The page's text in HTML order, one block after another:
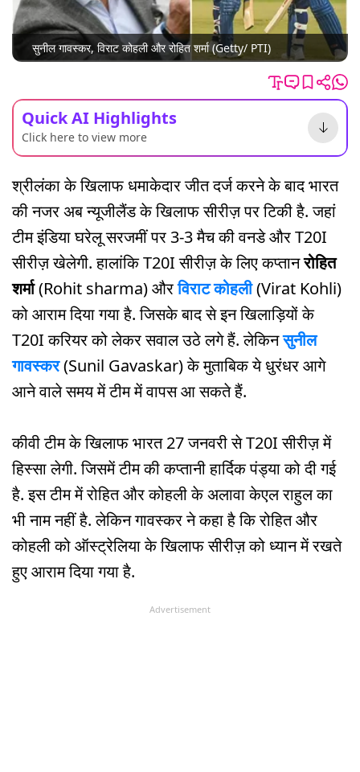
सुनील गावस्कर, विराट कोहली और रोहित शर्मा (Getty/ PTI)
Quick AI Highlights
Click here to view more
श्रीलंका के खिलाफ धमाकेदार जीत दर्ज करने के बाद भारत
की नजर अब न्यूजीलैंड के खिलाफ सीरीज़ पर टिकी है. जहां
टीम इंडिया घरेलू सरजमीं पर 3-3 मैच की वनडे और T20I
सीरीज़ खेलेगी. हालांकि T20I सीरीज़ के लिए कप्तानरोहित
शर्मा(Rohit sharma) औरविराट कोहली(Virat Kohli)
को आराम दिया गया है. जिसके बाद से इन खिलाड़ियों के
T20I करियर को लेकर सवाल उठे लगे हैं. लेकिनसुनील
गावस्कर(Sunil Gavaskar) के मुताबिक ये धुरंधर आगे
आने वाले समय में टीम में वापस आ सकते हैं.
कीवी टीम के खिलाफ भारत 27 जनवरी से T20I सीरीज़ में
हिस्सा लेगी. जिसमें टीम की कप्तानी हार्दिक पंड्या को दी गई
है. इस टीम में रोहित और कोहली के अलावा केएल राहुल का
भी नाम नहीं है. लेकिन गावस्कर ने कहा है कि रोहित और
कोहली को ऑस्ट्रेलिया के खिलाफ सीरीज़ को ध्यान में रखते
हुए आराम दिया गया है.
Advertisement